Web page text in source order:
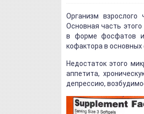
Организм
Основная часть
в форме фосфатов и
кофактора в
Недостаток этого
аппетита,
депрессию,